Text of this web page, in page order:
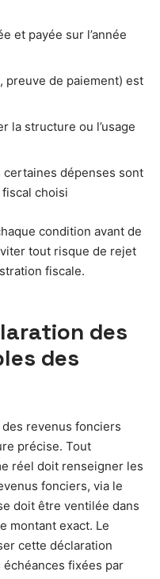
et payée sur l’année
preuve de paiement) est
la structure ou l’usage
certaines dépenses sont
choisi
condition avant de
tout risque de rejet
fiscale.
des
des
revenus fonciers
précise. Tout
réel doit renseigner les
fonciers, via le
doit être ventilée dans
montant exact. Le
cette déclaration
fixées par